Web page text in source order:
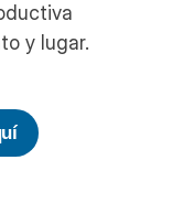
y lugar.